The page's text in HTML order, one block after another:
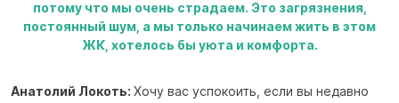
потому что мы очень страдаем. Это загрязнения,
постоянный шум, а мы только начинаем жить в этом
ЖК, хотелось бы уюта и комфорта.
Анатолий Локоть: Хочу вас успокоить, если вы недавно